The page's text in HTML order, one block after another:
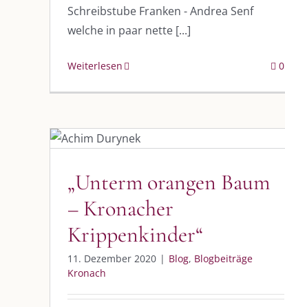
Schreibstube Franken - Andrea Senf
welche in paar nette [...]
Weiterlesen 0
Kronacher Krippenkinder“
„Unterm orangen Baum
– Kronacher
Krippenkinder“
11. Dezember 2020 | Blog, Blogbeiträge
Kronach